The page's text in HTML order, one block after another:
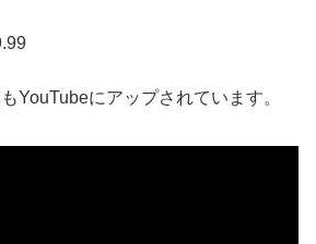
YouTubeにアップされています。